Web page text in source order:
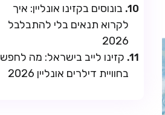
בונוסים בקזינו אונליין: איך
לקרוא תנאים בלי להתבלבל
2026
קזינו לייב בישראל: מה לחפש
בחוויית דילרים אונליין 2026